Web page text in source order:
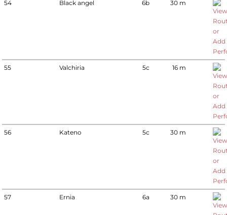
54 Black angel 6b 30 m
55 Valchiria 5c 16 m
56 Kateno 5c 30 m
57 Ernia 6a 30 m